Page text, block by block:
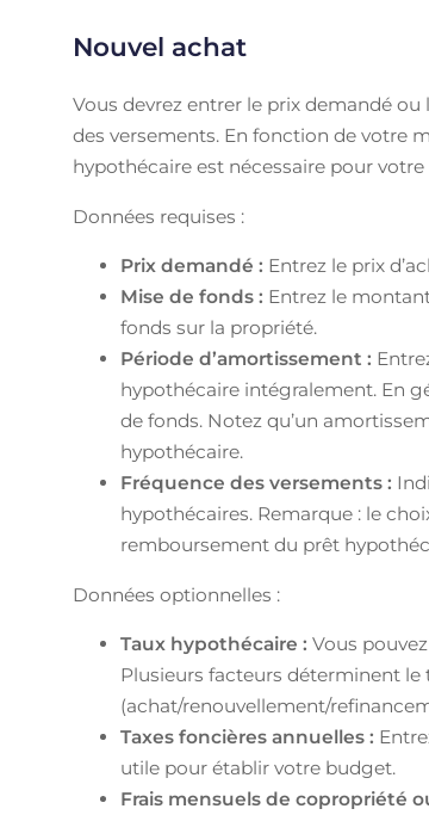
Nouvel achat
Vous devrez entrer le prix demandé
des versements. En fonction de votre
hypothécaire est nécessaire pour
Données requises :
Prix demandé : Entrez le prix
Mise de fonds : Entrez le
fonds sur la propriété.
Période d’amortissement :
hypothécaire intégralement. En
de fonds. Notez qu’un
hypothécaire.
Fréquence des versements :
hypothécaires. Remarque : le
remboursement du prêt
Données optionnelles :
Taux hypothécaire :Vous
Plusieurs facteurs déterminent
(achat/renouvellement/
Taxes foncières annuelles :
utile pour établir votre budget.
Frais mensuels de copropriété